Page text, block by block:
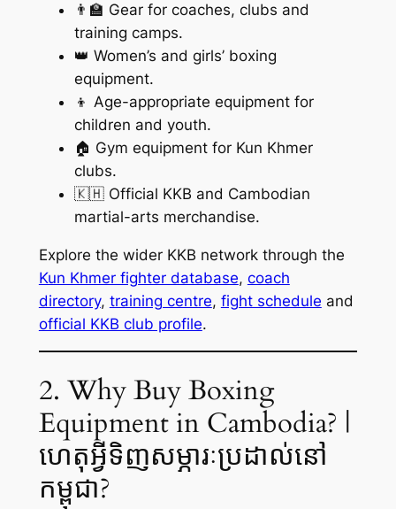
👨‍🏫 Gear for coaches, clubs and
training camps.
👑 Women’s and girls’ boxing
equipment.
👦 Age-appropriate equipment for
children and youth.
🏠 Gym equipment for Kun Khmer
clubs.
🇰🇭 Official KKB and Cambodian
martial-arts merchandise.
Explore the wider KKB network through the
Kun Khmer fighter database, coach
directory, training centre, fight schedule and
official KKB club profile.
2. Why Buy Boxing
Equipment in Cambodia? |
ហេតុអ្វីទិញសម្ភារៈប្រដាល់នៅ
កម្ពុជា?